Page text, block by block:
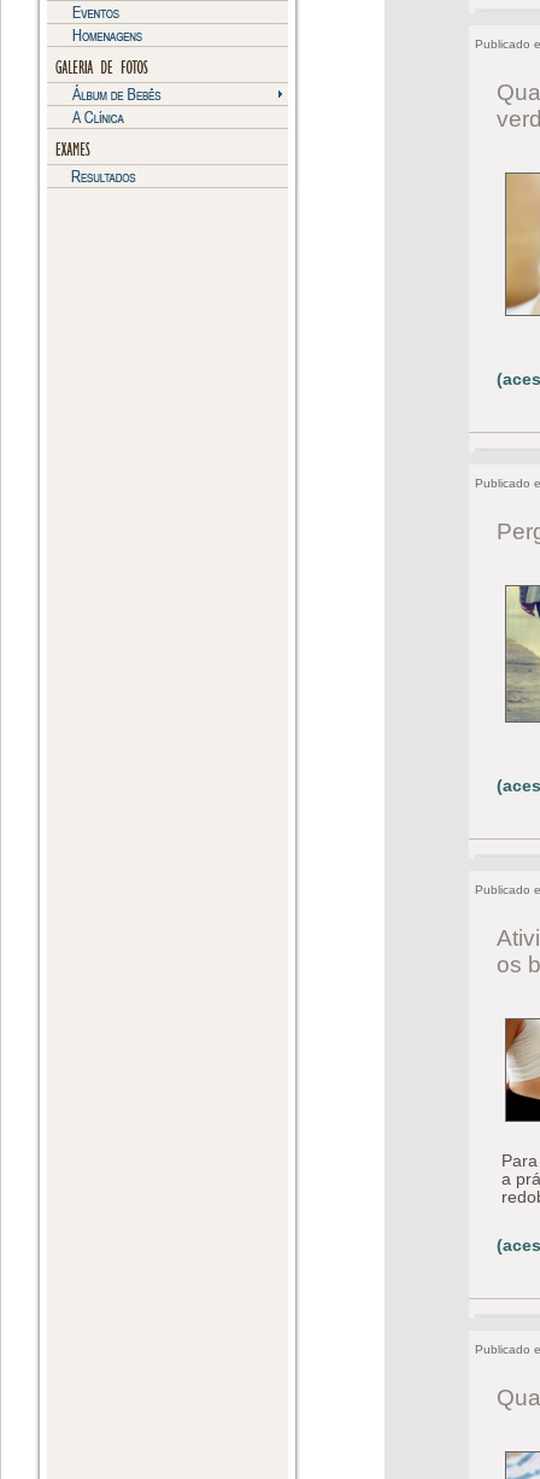
Publicado
Publicado
Publicado
os
a
Publicado